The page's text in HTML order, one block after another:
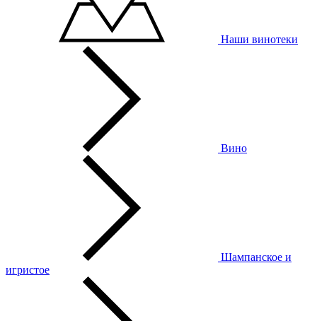
Наши винотеки
Вино
Шампанское и
игристое